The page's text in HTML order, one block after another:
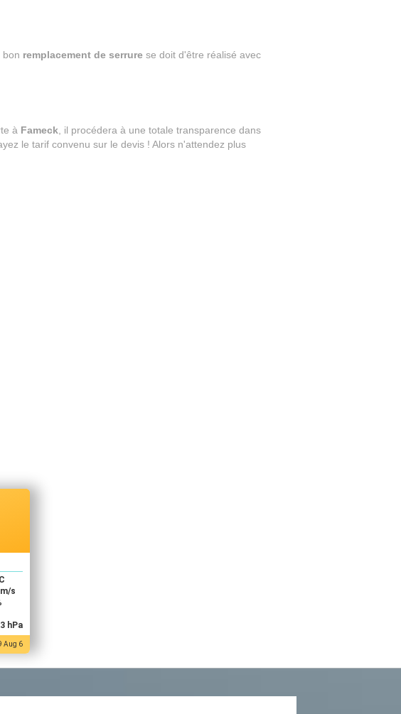
bon remplacement de serrure se doit d'être réalisé avec
à Fameck , il procédera à une totale transparence dans
le tarif convenu sur le devis ! Alors n'attendez plus
s
hPa
Aug 6